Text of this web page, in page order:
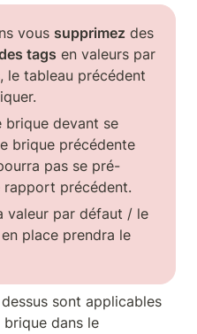
vous supprimez des
tags en valeurs par
le tableau précédent
devant se
brique précédente
pas se pré-
précédent.
valeur par défaut / le
place prendra le
sont applicables
dans le